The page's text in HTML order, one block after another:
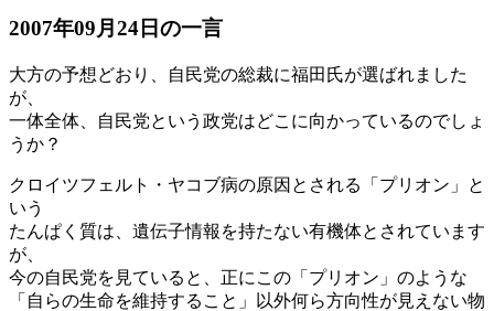
2007年09月24日の一言
大方の予想どおり、自民党の総裁に福田氏が選ばれました
が、
一体全体、自民党という政党はどこに向かっているのでしょ
うか？
クロイツフェルト・ヤコブ病の原因とされる「プリオン」と
いう
たんぱく質は、遺伝子情報を持たない有機体とされています
が、
今の自民党を見ていると、正にこの「プリオン」のような
「自らの生命を維持すること」以外何ら方向性が見えない物